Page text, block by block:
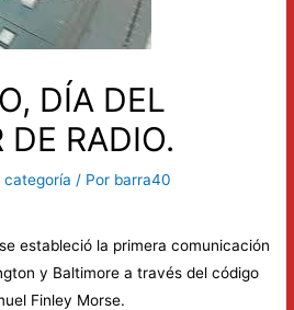
DÍA DEL
DE RADIO.
categoría / Por barra40
estableció la primera comunicación
y Baltimore a través del código
Finley Morse.